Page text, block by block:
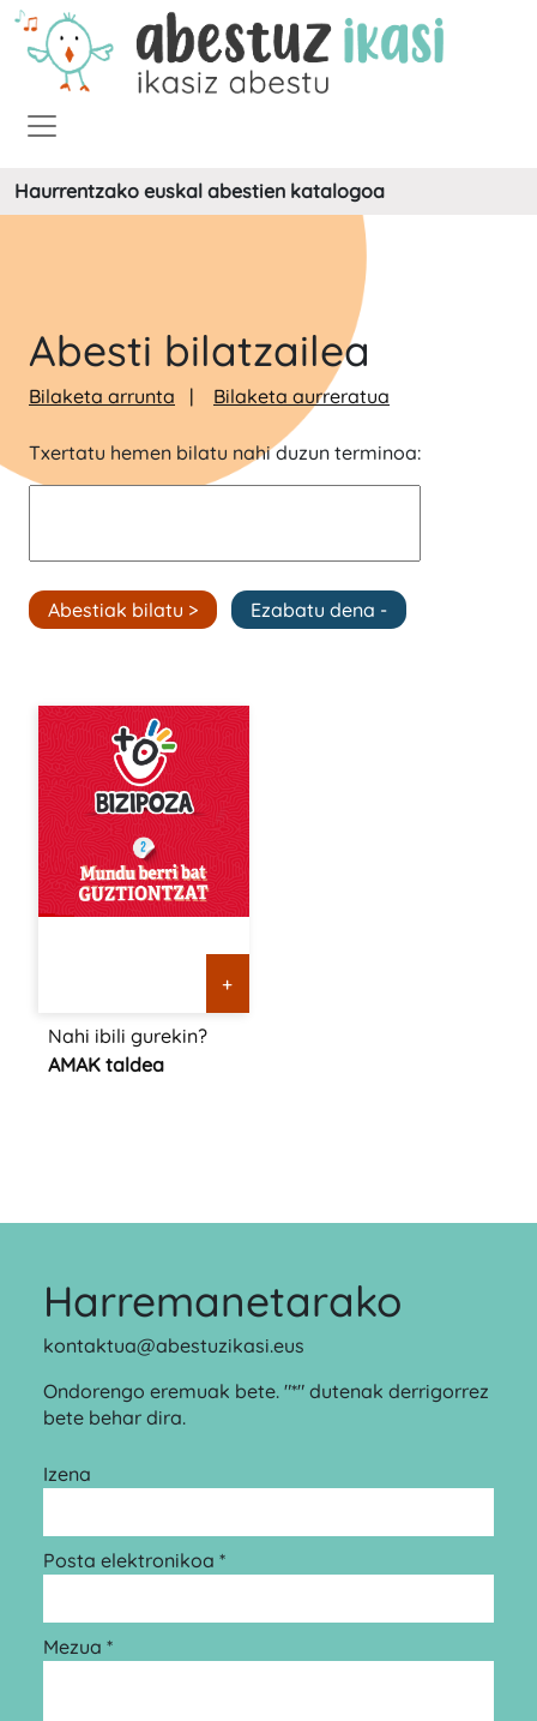
Haurrentzako euskal abestien katalogoa
Abesti bilatzailea
Bilaketa arrunta Bilaketa aurreratua
Txertatu hemen bilatu nahi duzun terminoa:
+
Nahi ibili gurekin?
AMAK taldea
Harremanetarako
kontaktua@abestuzikasi.eus
Ondorengo eremuak bete. "*" dutenak derrigorrez
bete behar dira.
Izena
Posta elektronikoa *
Mezua *